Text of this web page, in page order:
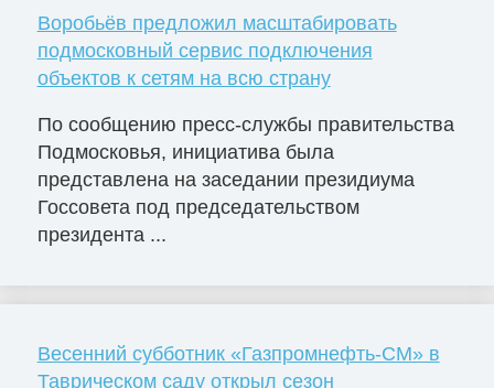
Воробьёв предложил масштабировать
подмосковный сервис подключения
объектов к сетям на всю страну
По сообщению пресс-службы правительства
Подмосковья, инициатива была
представлена на заседании президиума
Госсовета под председательством
президента ...
Весенний субботник «Газпромнефть-СМ» в
Таврическом саду открыл сезон